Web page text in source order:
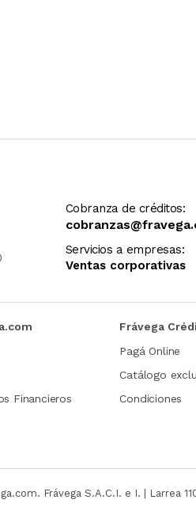
Cobranza de créditos:
Servicios a empresas:
Ventas corporativas
Financieros
Frávega
Pagá Online
Catálogo
Condiciones
Frávega S.A.C.I. e I. | Larrea